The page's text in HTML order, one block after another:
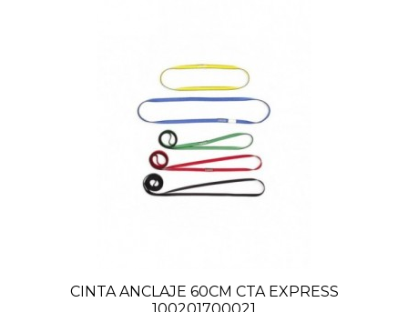
CINTA ANCLAJE 60CM CTA EXPRESS